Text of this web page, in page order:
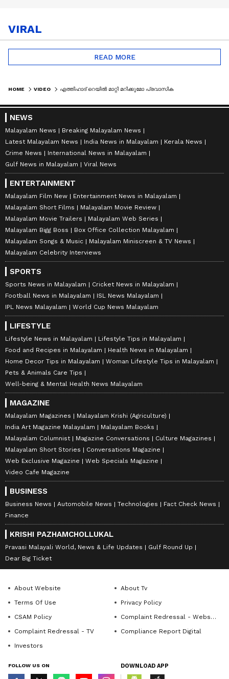
VIRAL
READ MORE
HOME VIDEO
NEWS
Malayalam News
Breaking Malayalam News
Latest Malayalam News
India News in Malayalam
Kerala News
Crime News
International News in Malayalam
Gulf News in Malayalam
Viral News
ENTERTAINMENT
Malayalam Film New
Entertainment News in Malayalam
Malayalam Short Films
Malayalam Movie Review
Malayalam Movie Trailers
Malayalam Web Series
Malayalam Bigg Boss
Box Office Collection Malayalam
Malayalam Songs & Music
Malayalam Miniscreen & TV News
Malayalam Celebrity Interviews
SPORTS
Sports News in Malayalam
Cricket News in Malayalam
Football News in Malayalam
ISL News Malayalam
IPL News Malayalam
World Cup News Malayalam
LIFESTYLE
Lifestyle News in Malayalam
Lifestyle Tips in Malayalam
Food and Recipes in Malayalam
Health News in Malayalam
Home Decor Tips in Malayalam
Woman Lifestyle Tips in Malayalam
Pets & Animals Care Tips
Well-being & Mental Health News Malayalam
MAGAZINE
Malayalam Magazines
Malayalam Krishi (Agriculture)
India Art Magazine Malayalam
Malayalam Books
Malayalam Columnist
Magazine Conversations
Culture Magazines
Malayalam Short Stories
Conversations Magazine
Web Exclusive Magazine
Web Specials Magazine
Video Cafe Magazine
BUSINESS
Business News Automobile News Technologies
Fact Check News
Finance
KRISHI PAZHAMCHOLLUKAL
Pravasi Malayali World, News & Life Updates
Gulf Round Up
Dear Big Ticket
About Website
About Tv
Terms Of Use
Privacy Policy
CSAM Policy
Complaint Redressal - Website
Complaint Redressal - TV
Compliance Report Digital
Investors
FOLLOW US ON DOWNLOAD APP